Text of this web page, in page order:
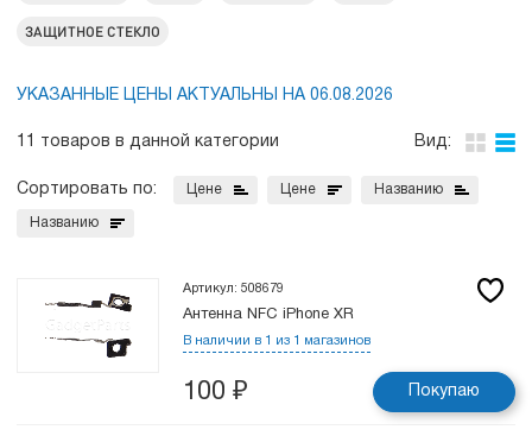
ЗАЩИТНОЕ СТЕКЛО
УКАЗАННЫЕ ЦЕНЫ АКТУАЛЬНЫ НА 06.08.2026
11 товаров в данной категории Вид:
Сортировать по: Цене Цене Названию
Названию
Артикул: 508679
Антенна NFC iPhone XR
В наличии в 1 из 1 магазинов
100 ₽ Покупаю